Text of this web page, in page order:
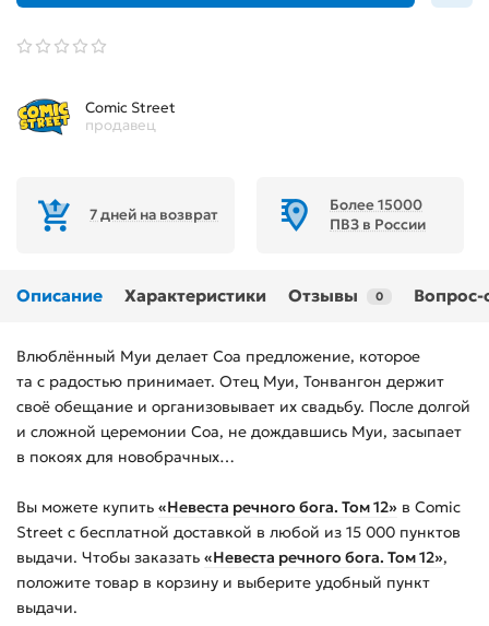
Comic Street
продавец
7 дней на возврат
Более 15000
ПВЗ в России
Описание Характеристики Отзывы 0 Вопрос-
Влюблённый Муи делает Соа предложение, которое
та с радостью принимает. Отец Муи, Тонвангон держит
своё обещание и организовывает их свадьбу. После долгой
и сложной церемонии Соа, не дождавшись Муи, засыпает
в покоях для новобрачных…
Вы можете купить «Невеста речного бога. Том 12» в Comic
Street с бесплатной доставкой в любой из 15 000 пунктов
выдачи. Чтобы заказать «Невеста речного бога. Том 12»,
положите товар в корзину и выберите удобный пункт
выдачи.